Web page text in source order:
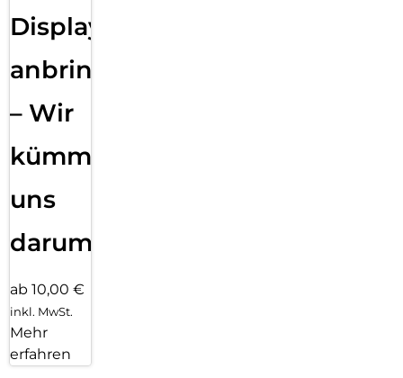
Displayfolie
anbringen
– Wir
kümmern
uns
darum!
ab 10,00 €
inkl. MwSt.
Mehr
erfahren